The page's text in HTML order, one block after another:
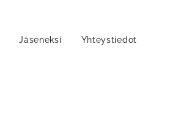
Jäseneksi Yhteystiedot